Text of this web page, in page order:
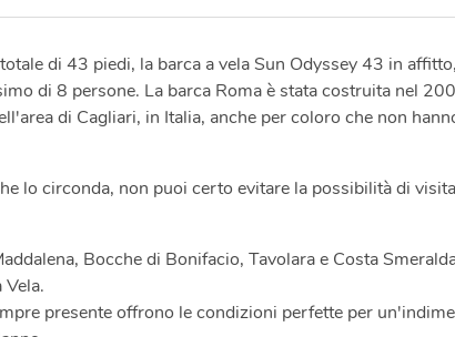
di 43 piedi, la barca a vela Sun Odyssey 43 in
di 8 persone. La barca Roma è stata costruita nel
di Cagliari, in Italia, anche per coloro che non
lo circonda, non puoi certo evitare la possibilità di
Bocche di Bonifacio, Tavolara e Costa
presente offrono le condizioni perfette per